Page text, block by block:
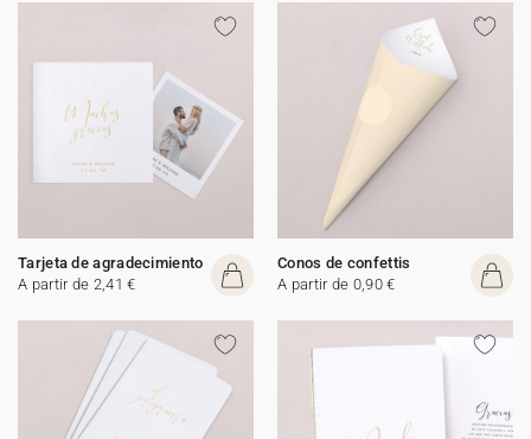
Tarjeta de agradecimiento
A partir de 2,41 €
Conos de confettis
A partir de 0,90 €